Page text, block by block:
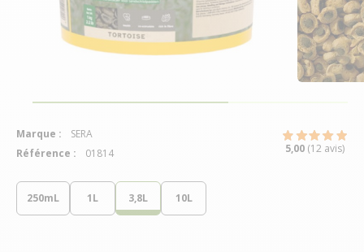
250mL 1L 3,8L 10L
Marque :
SERA
Référence :
01814 5,00 (12 avis)